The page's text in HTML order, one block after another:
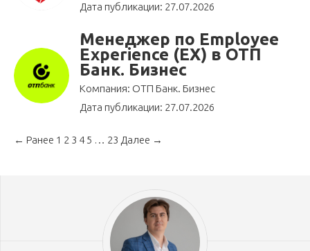
Дата публикации: 27.07.2026
Менеджер по Employee
Experience (EX) в ОТП
Банк. Бизнес
Компания: ОТП Банк. Бизнес
Дата публикации: 27.07.2026
← Ранее 1 2 3 4 5 … 23 Далее →